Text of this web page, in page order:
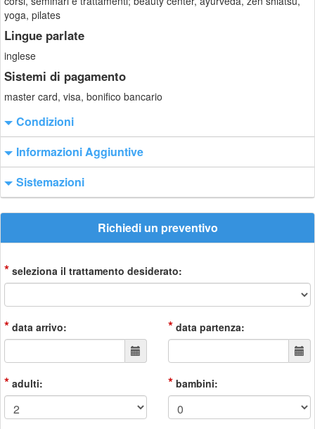
yoga, pilates
Lingue parlate
inglese
Sistemi di pagamento
master card, visa, bonifico bancario
Condizioni
Informazioni Aggiuntive
Sistemazioni
Richiedi un preventivo
* seleziona il trattamento desiderato:
* data arrivo: * data partenza:
* adulti: * bambini: